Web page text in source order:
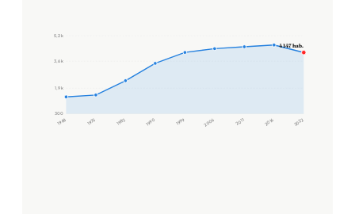
300
1,9 k
3,6 k
5,2 k
1968 1975 1982 1990 1999 2006 2011 2016 2022
4 147 hab.